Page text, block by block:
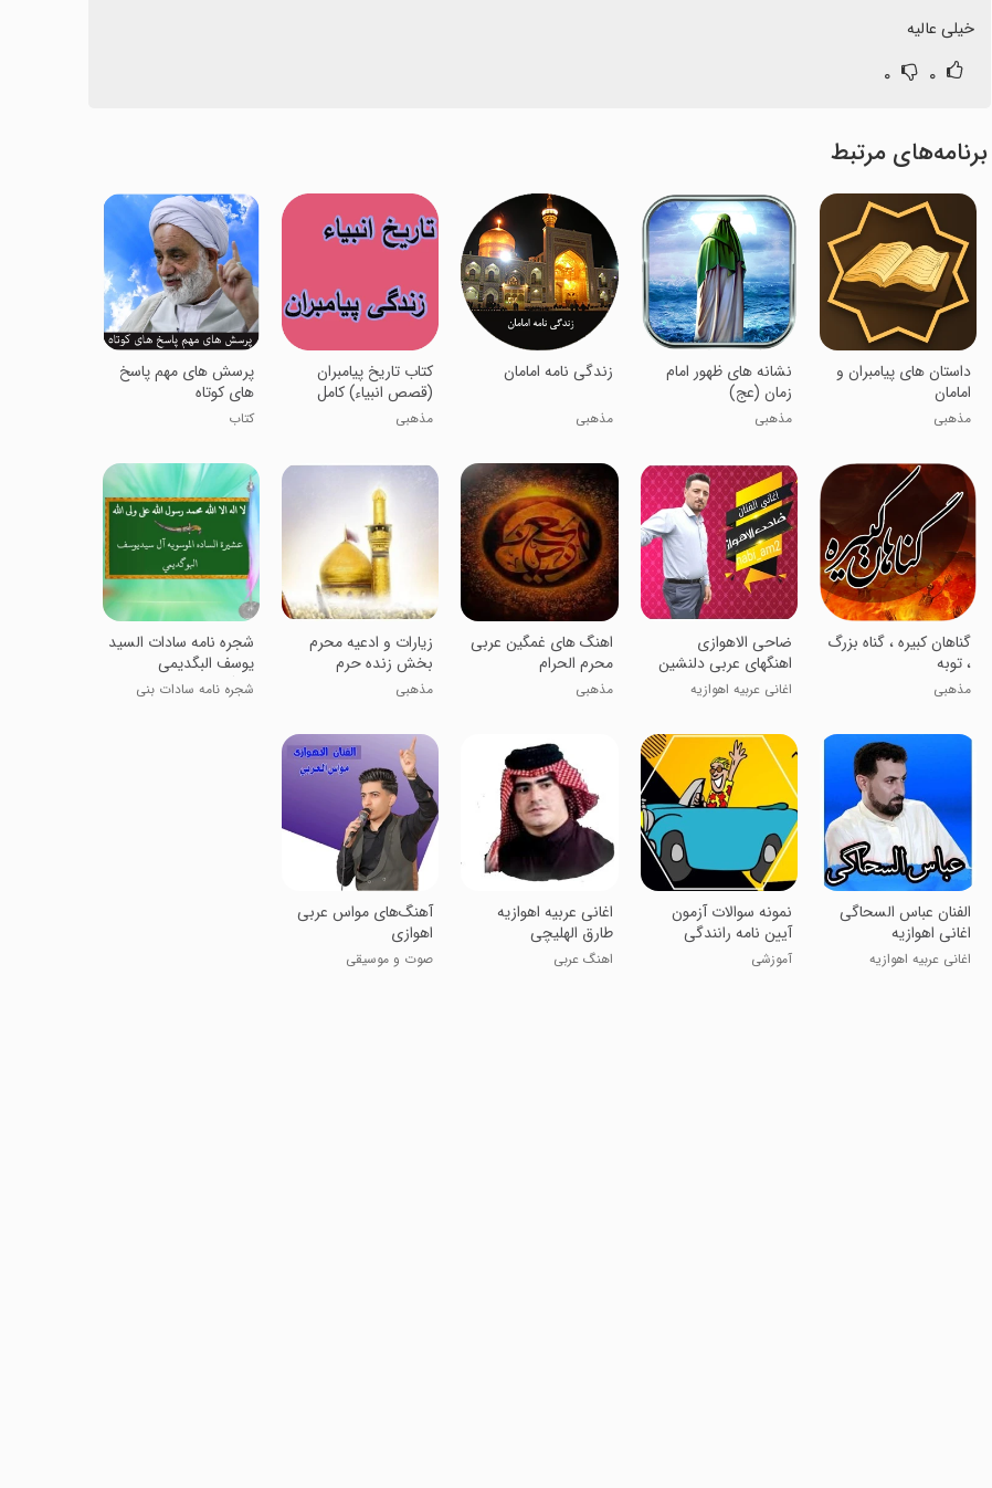
خیلی عالیه
۰ ۰
برنامه‌های مرتبط
داستان های پیامبران و
امامان
مذهبی
نشانه های ظهور امام
زمان (عج)
مذهبی
زندگی نامه امامان
مذهبی
کتاب تاریخ پیامبران
(قصص انبیاء) کامل
مذهبی
پرسش های مهم پاسخ
های کوتاه
کتاب
گناهان کبیره ، گناه بزرگ
، توبه
مذهبی
ضاحی الاهوازی
اهنگهای عربی دلنشین
ضاحی الاهوازی
اغانی عربیه اهوازیه
اهنگ های غمگین عربی
محرم الحرام
مذهبی
زیارات و ادعیه محرم
بخش زنده حرم
مذهبی
‏‏شجره نامه سادات السید
یوسف البگدیمی
البوگدیمی
شجره نامه سادات بنی
الفنان عباس السحاگی
اغانی اهوازیه
اغانی عربیه اهوازیه
نمونه سوالات آزمون
آیین نامه رانندگی
آموزشی
اغانی عربیه اهوازیه
طارق الهلیچی
اهنگ عربی
آهنگ‌های مواس عربی
اهوازی
صوت و موسیقی